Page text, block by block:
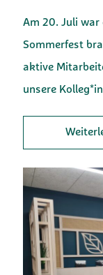
Am 20. Juli war
Sommerfest
aktive
unsere